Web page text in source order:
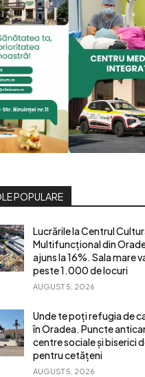
POPULARE
Lucrările la Centrul
Multifuncțional din
ajuns la 16%. Sala mare
peste 1.000 de locuri
AUGUST 5, 2026
Unde te poți refugia de
în Oradea. Puncte
centre sociale și biserici
pentru cetățeni
AUGUST 5, 2026